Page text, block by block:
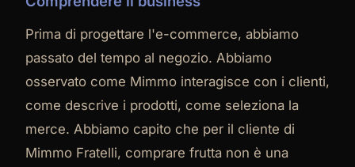
Prima di progettare l'e-commerce, abbiamo
passato del tempo al negozio. Abbiamo
osservato come Mimmo interagisce con i clienti,
come descrive i prodotti, come seleziona la
merce. Abbiamo capito che per il cliente di
Mimmo Fratelli, comprare frutta non è una